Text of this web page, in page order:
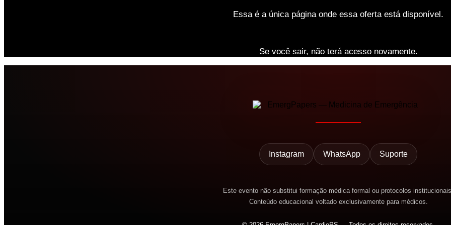
Essa é a única página onde essa oferta está disponível.
Se você sair, não terá acesso novamente.
Instagram WhatsApp Suporte
Este evento não substitui formação médica formal ou protocolos
Conteúdo educacional voltado exclusivamente para médicos.